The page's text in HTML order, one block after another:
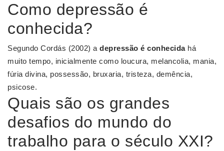
Como depressão é
conhecida?
Segundo Cordás (2002) a depressão é conhecidahá
muito tempo, inicialmente como loucura, melancolia, mania,
fúria divina, possessão, bruxaria, tristeza, demência,
psicose.
Quais são os grandes
desafios do mundo do
trabalho para o século XXI?